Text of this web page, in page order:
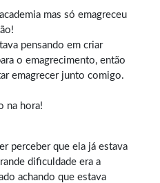
mas só emagreceu
pensando em criar
o emagrecimento, então
emagrecer junto comigo.
na hora!
perceber que ela já estava
dificuldade era a
achando que estava